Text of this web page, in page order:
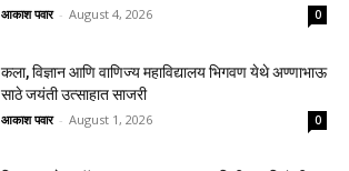
आकाश पवार - August 4, 2026 0
कला, विज्ञान आणि वाणिज्य महाविद्यालय भिगवण येथे अण्णाभाऊ
साठे जयंती उत्साहात साजरी
आकाश पवार - August 1, 2026 0